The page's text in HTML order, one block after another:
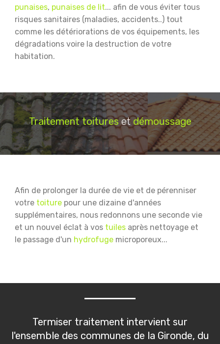
punaises, punaises de lit... afin de vous éviter tous
risques sanitaires (maladies, accidents..) tout
comme les détériorations de vos équipements, les
dégradations voire la destruction de votre
habitation.
Traitement toitureset démoussage
Afin de prolonger la durée de vie et de pérenniser
votre toiture pour une dizaine d'années
supplémentaires, nous redonnons une seconde vie
et un nouvel éclat à vos tuiles après nettoyage et
le passage d'un hydrofuge microporeux...
Termiser traitement intervient sur
l'ensemble des communes de la Gironde, du